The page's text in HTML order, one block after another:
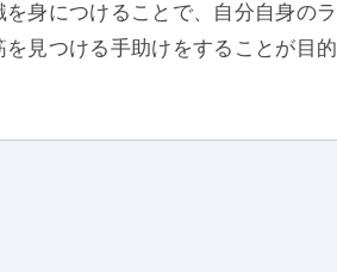
身につけることで、自分自身のラ
見つける手助けをすることが目的